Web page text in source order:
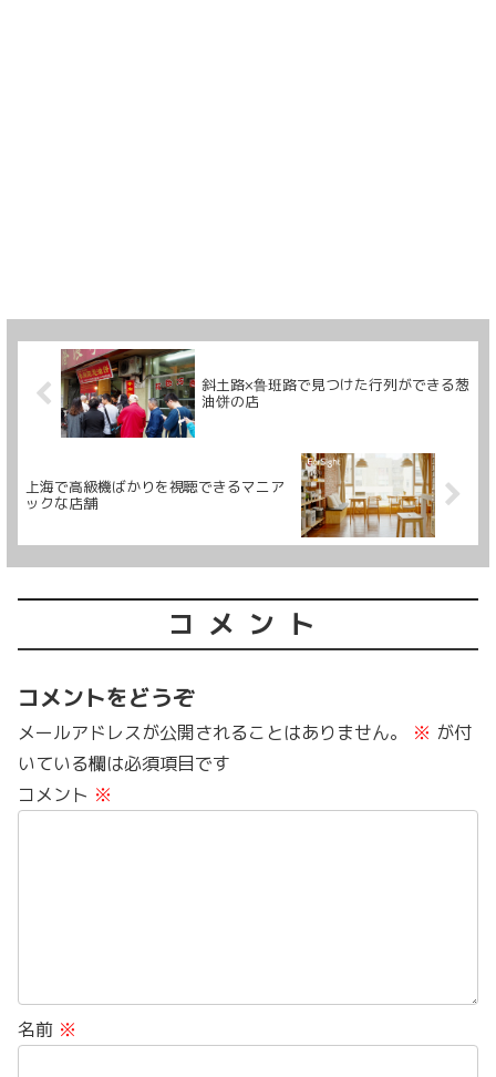
斜土路×鲁班路で見つけた行列ができる葱
油饼の店
上海で高級機ばかりを視聴できるマニア
ックな店舗
コメント
コメントをどうぞ
メールアドレスが公開されることはありません。 ※ が付
いている欄は必須項目です
コメント ※
名前 ※